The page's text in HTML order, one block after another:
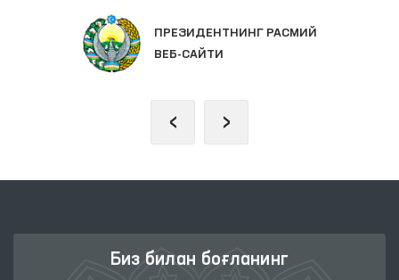
ПРЕЗИДЕНТНИНГ РАСМИЙ
ВЕБ-САЙТИ
‹ ›
Биз билан боғланинг